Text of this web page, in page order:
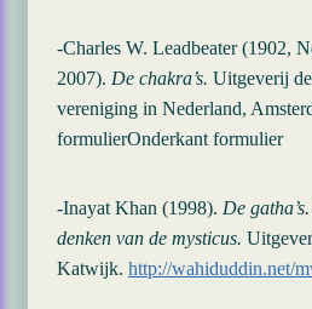
-Charles W. Leadbeater (1902,
2007). De chakra’s. Uitgeverij
vereniging in Nederland,
formulierOnderkant formulier
-Inayat Khan (1998). De
denken van de mysticus.
Katwijk. http://wahiduddin.net/